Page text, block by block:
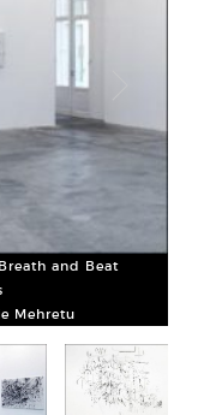
and Beat
Mehretu